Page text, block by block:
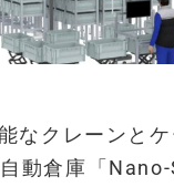
なクレーンと
動倉庫「